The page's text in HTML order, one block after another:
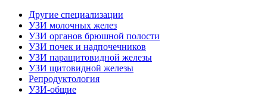
Другие специализации
УЗИ молочных желез
УЗИ органов брюшной полости
УЗИ почек и надпочечников
УЗИ паращитовидной железы
УЗИ щитовидной железы
Репродуктология
УЗИ-общие